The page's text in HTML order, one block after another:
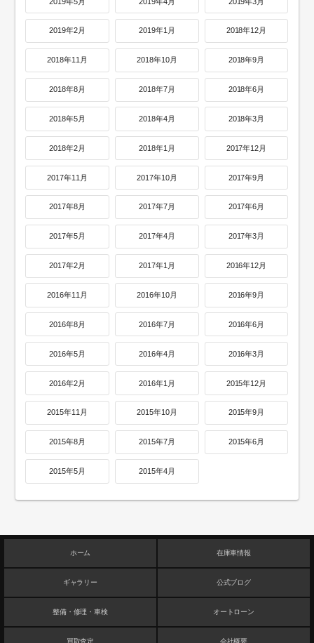
2019年2月 2019年1月 2018年12月
2018年11月 2018年10月 2018年9月
2018年8月 2018年7月 2018年6月
2018年5月 2018年4月 2018年3月
2018年2月 2018年1月 2017年12月
2017年11月 2017年10月 2017年9月
2017年8月 2017年7月 2017年6月
2017年5月 2017年4月 2017年3月
2017年2月 2017年1月 2016年12月
2016年11月 2016年10月 2016年9月
2016年8月 2016年7月 2016年6月
2016年5月 2016年4月 2016年3月
2016年2月 2016年1月 2015年12月
2015年11月 2015年10月 2015年9月
2015年8月 2015年7月 2015年6月
2015年5月 2015年4月
ホーム 在庫車情報
ギャラリー 公式ブログ
整備・修理・車検 オートローン
買取査定 会社概要